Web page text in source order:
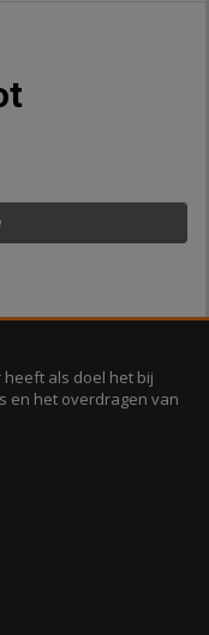
als doel het bij
en het overdragen van